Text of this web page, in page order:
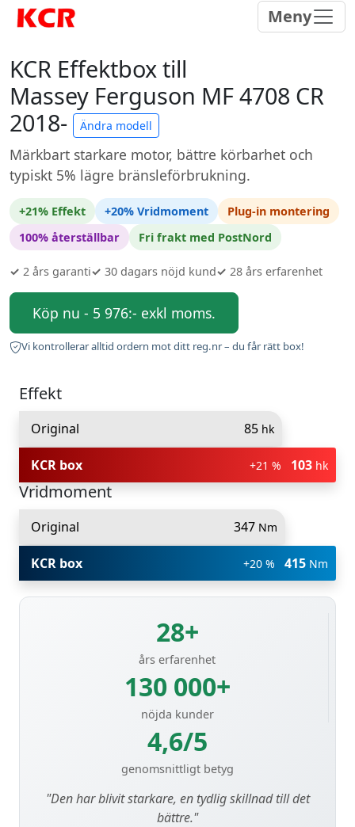
Meny
KCR Effektbox till
Massey Ferguson MF 4708 CR
2018-
Ändra modell
Märkbart starkare motor, bättre körbarhet och
typiskt 5% lägre bränsleförbrukning.
+21% Effekt +20% Vridmoment
Plug-in montering
100% återställbar
Fri frakt med PostNord
✓ 2 års garanti✓ 30 dagars nöjd kund✓ 28 års erfarenhet
Köp nu - 5 976:- exkl moms.
Vi kontrollerar alltid ordern mot ditt reg.nr – du får rätt box!
Effekt
Original 85 hk
KCR box +21 % 103 hk
Vridmoment
Original 347 Nm
KCR box +20 % 415 Nm
28+
års erfarenhet
130 000+
nöjda kunder
4,6/5
genomsnittligt betyg
"Den har blivit starkare, en tydlig skillnad till det
bättre."